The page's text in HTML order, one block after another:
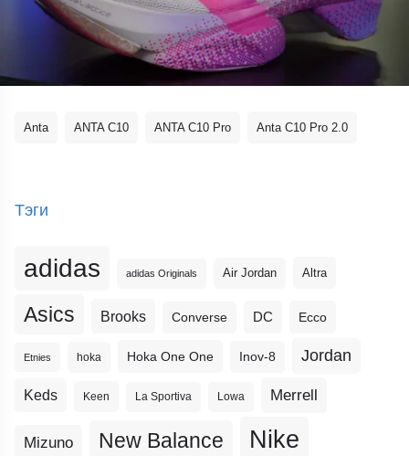
Anta ANTA C10 ANTA C10 Pro Anta C10 Pro 2.0
Тэги
adidas adidas Originals Air Jordan Altra
Asics Brooks Converse DC Ecco
Etnies hoka Hoka One One Inov-8 Jordan
Keds Keen La Sportiva Lowa Merrell
Mizuno New Balance Nike